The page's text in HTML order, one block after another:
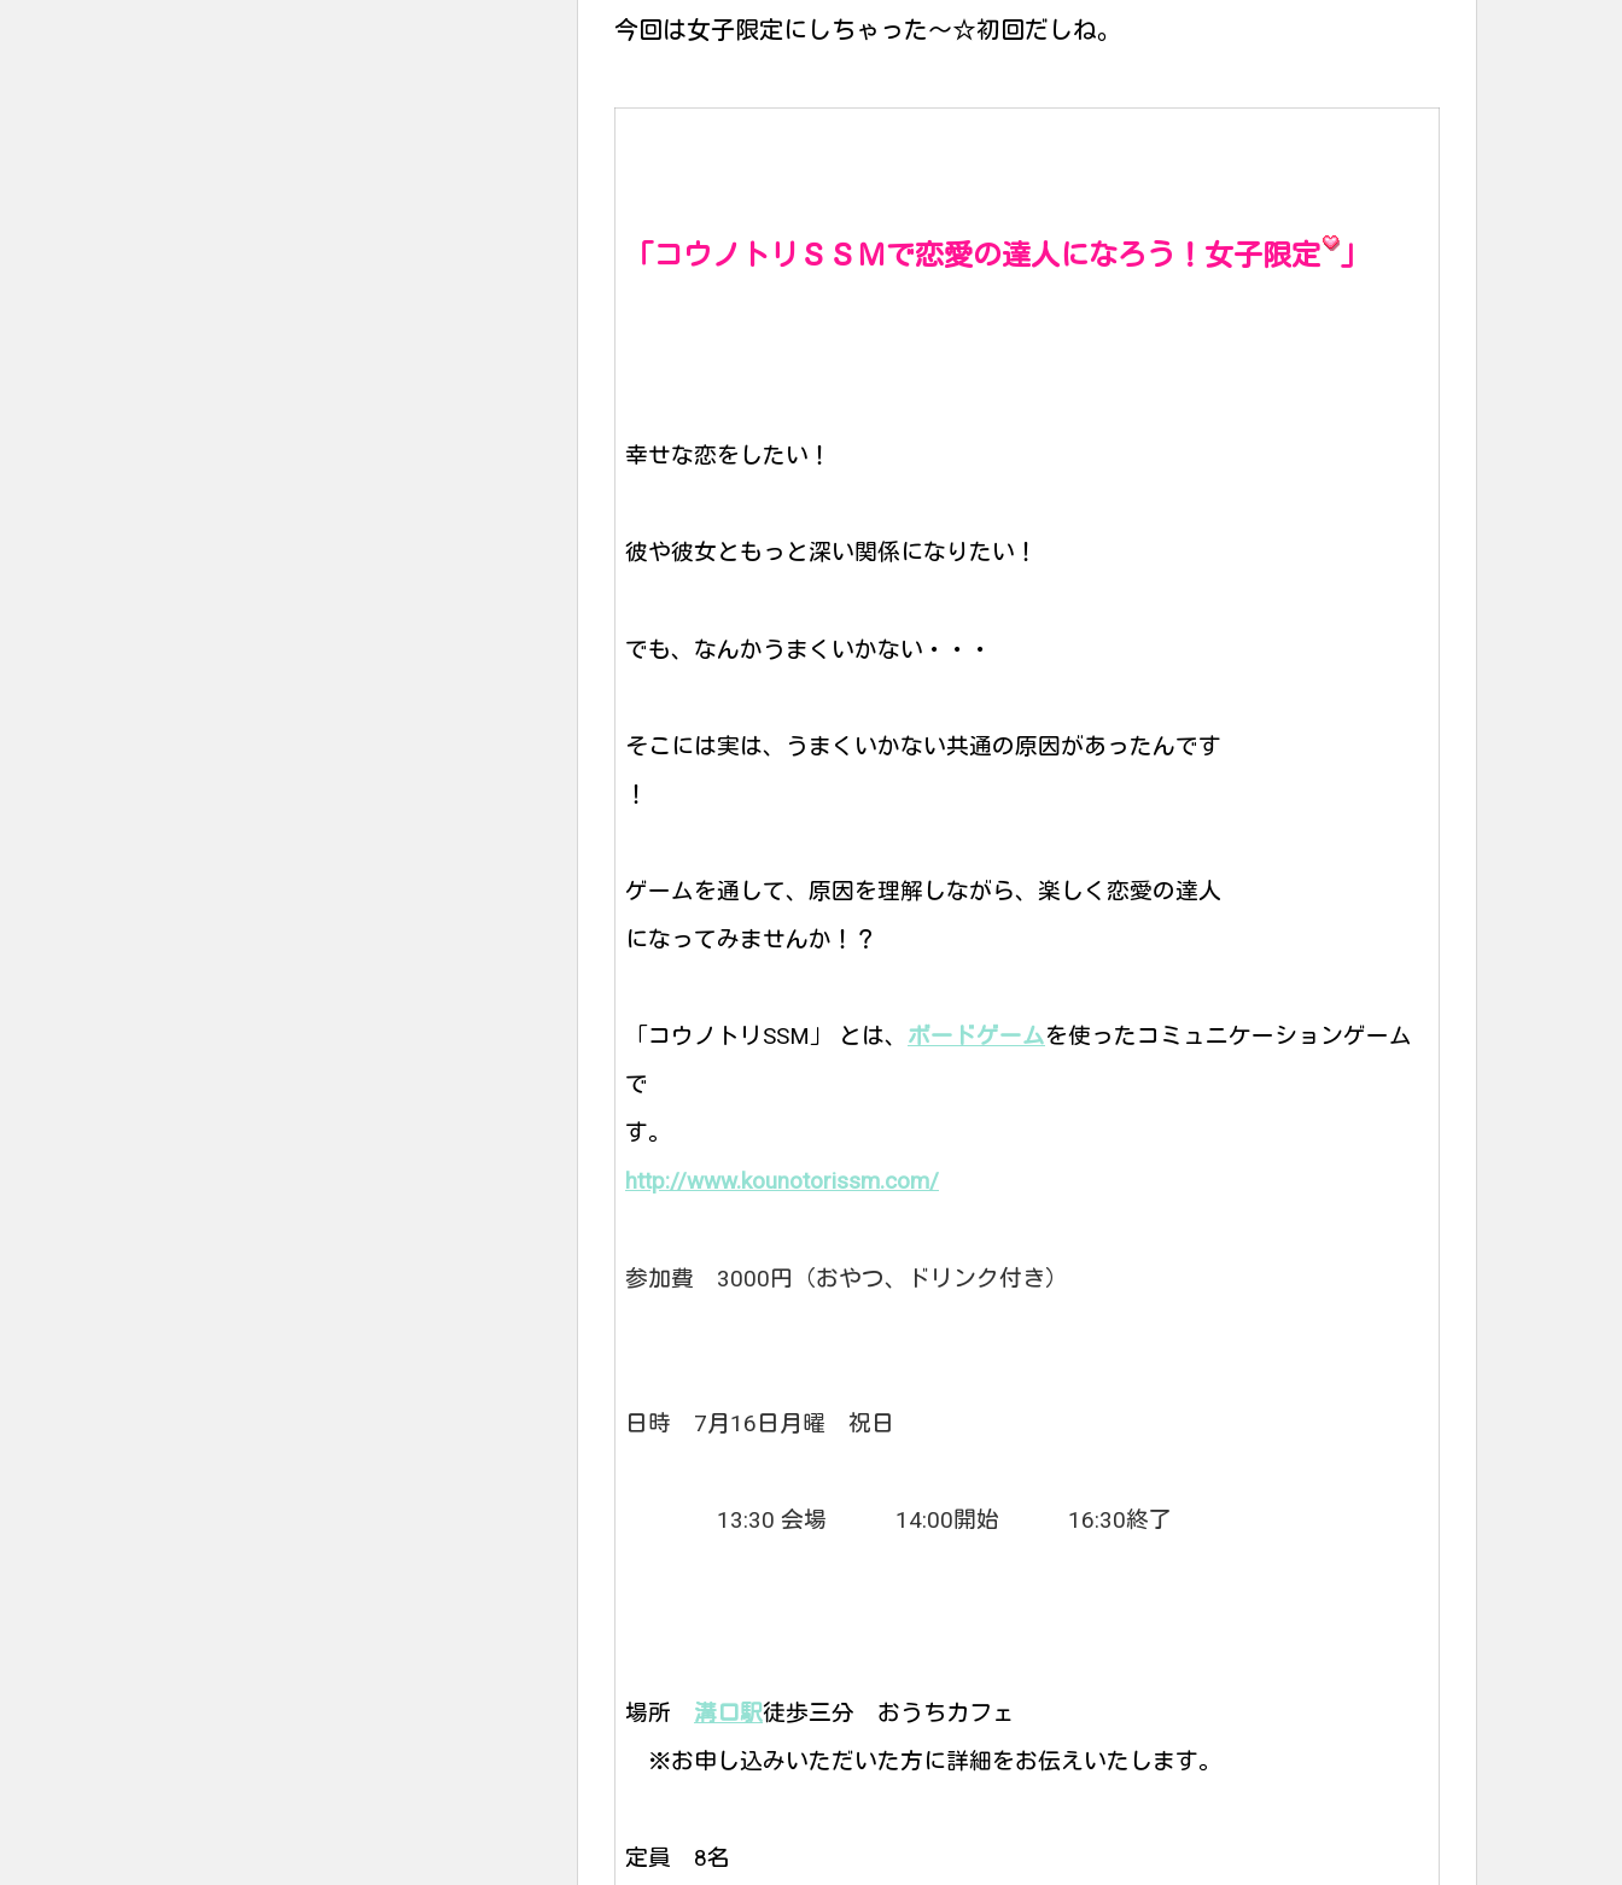
今回は女子限定にしちゃった〜☆初回だしね。
「コウノトリＳＳＭで恋愛の達人になろう！女子限定 」
幸せな恋をしたい！
彼や彼女ともっと深い関係になりたい！
でも、なんかうまくいかない・・・
そこには実は、うまくいかない共通の原因があったんです
！
ゲームを通して、原因を理解しながら、楽しく恋愛の達人
になってみませんか！？
「コウノトリSSM」 とは、 ボードゲームを使ったコミュニケーションゲーム
で
す。
http://www.kounotorissm.com/
参加費 3000円（おやつ、ドリンク付き）
日時 7月16日月曜 祝日
13:30 会場 14:00開始 16:30終了
場所 溝口駅徒歩三分 おうちカフェ
※お申し込みいただいた方に詳細をお伝えいたします。
定員 8名